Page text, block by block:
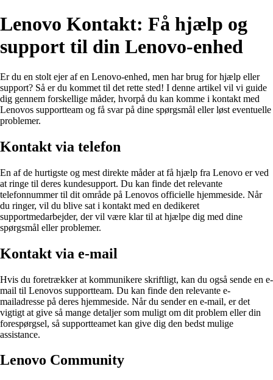
Lenovo Kontakt: Få hjælp og
support til din Lenovo-enhed
Er du en stolt ejer af en Lenovo-enhed, men har brug for hjælp eller
support? Så er du kommet til det rette sted! I denne artikel vil vi guide
dig gennem forskellige måder, hvorpå du kan komme i kontakt med
Lenovos supportteam og få svar på dine spørgsmål eller løst eventuelle
problemer.
Kontakt via telefon
En af de hurtigste og mest direkte måder at få hjælp fra Lenovo er ved
at ringe til deres kundesupport. Du kan finde det relevante
telefonnummer til dit område på Lenovos officielle hjemmeside. Når
du ringer, vil du blive sat i kontakt med en dedikeret
supportmedarbejder, der vil være klar til at hjælpe dig med dine
spørgsmål eller problemer.
Kontakt via e-mail
Hvis du foretrækker at kommunikere skriftligt, kan du også sende en e-
mail til Lenovos supportteam. Du kan finde den relevante e-
mailadresse på deres hjemmeside. Når du sender en e-mail, er det
vigtigt at give så mange detaljer som muligt om dit problem eller din
forespørgsel, så supportteamet kan give dig den bedst mulige
assistance.
Lenovo Community